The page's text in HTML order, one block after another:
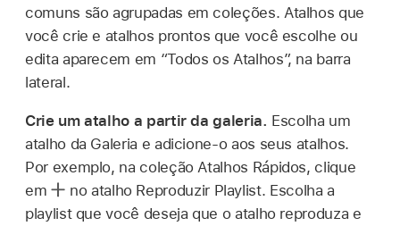
comuns são agrupadas em coleções. Atalhos que
você crie e atalhos prontos que você escolhe ou
edita aparecem em “Todos os Atalhos”, na barra
lateral.
Crie um atalho a partir da galeria. Escolha um
atalho da Galeria e adicione-o aos seus atalhos.
Por exemplo, na coleção Atalhos Rápidos, clique
em
no atalho Reproduzir Playlist. Escolha a
playlist que você deseja que o atalho reproduza e